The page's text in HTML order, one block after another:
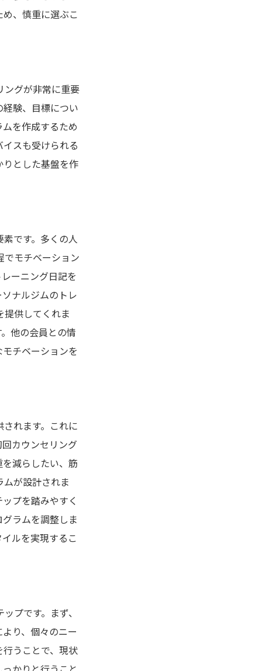
、慎重に選ぶこ
ングが非常に重要
験、目標につい
を作成するため
スも受けられる
とした基盤を作
です。多くの人
でモチベーション
ーニング日記を
ナルジムのトレ
供してくれま
他の会員との情
チベーションを
れます。これに
カウンセリング
減らしたい、筋
が設計されま
プを踏みやすく
ラムを調整しま
ルを実現するこ
プです。まず、
り、個々のニー
うことで、現状